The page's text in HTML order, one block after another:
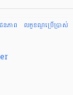
នភាព លក្ខខណ្ឌ​ប្រើ​ប្រាស់